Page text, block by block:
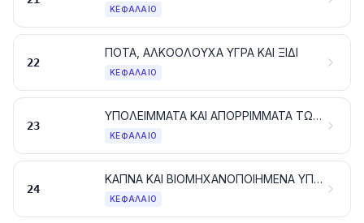
ΚΕΦΆΛΑΙΟ
22
ΠΟΤΑ, ΑΛΚΟΟΛΟΥΧΑ ΥΓΡΑ ΚΑΙ ΞΙΔΙ
ΚΕΦΆΛΑΙΟ
23
ΥΠΟΛΕΙΜΜΑΤΑ ΚΑΙ ΑΠΟΡΡΙΜΜΑΤΑ ΤΩΝ ΒΙΟΜΗΧΑΝΙΩΝ ΕΙΔΩΝ ΔΙΑΤΡΟΦΗΣ. ΤΡΟΦΕΣ ΠΑΡΑΣΚΕΥΑΣΜΕΝΕΣ ΓΙΑ ΖΩΑ
ΚΕΦΆΛΑΙΟ
24
ΚΑΠΝΑ ΚΑΙ ΒΙΟΜΗΧΑΝΟΠΟΙΗΜΕΝΑ ΥΠΟΚΑΤΑΣΤΑΤΑ ΤΟΥ ΚΑΠΝΟΥ. ΠΡΟΪΟΝΤΑ, ΜΕ Ή ΧΩΡΙΣ ΝΙΚΟΤΙΝΗ, ΠΟΥ ΠΡΟΟΡΙΖΟΝΤΑΙ ΓΙΑ ΕΙΣΠΝΟΗ ΧΩΡΙΣ ΚΑΥΣΗ. ΆΛΛΑ ΠΡΟΪΟΝΤΑ ΠΟΥ ΠΕΡΙΕΧΟΥΝ ΝΙΚΟΤΙΝΗ, ΠΟΥ ΠΡΟΟΡΙΖΟΝΤΑΙ ΓΙΑ ΤΗΝ ΠΡΟΣΛΗΨΗ ΝΙΚΟΤΙΝΗΣ ΑΠΟ ΤΟ ΑΝΘΡΩΠΙΝΟ ΣΩΜΑ
ΚΕΦΆΛΑΙΟ